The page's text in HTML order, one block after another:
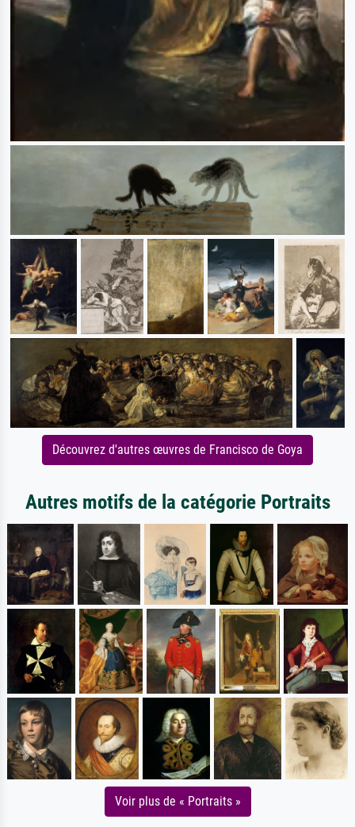
Découvrez d'autres œuvres de Francisco de Goya
Autres motifs de la catégorie Portraits
Voir plus de « Portraits »